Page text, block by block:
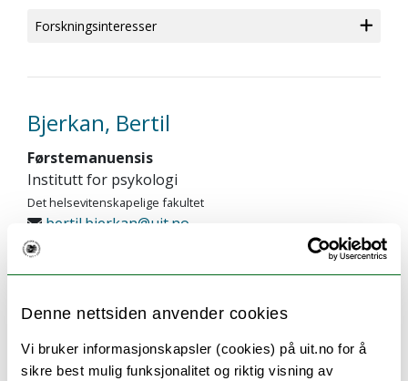
Denne nettsiden anvender cookies
Vi bruker informasjonskapsler (cookies) på uit.no for å
sikre best mulig funksjonalitet og riktig visning av
Forskningsinteresser
Bjerkan, Bertil
Førstemanuensis
Institutt for psykologi
Det helsevitenskapelige fakultet
bertil.bjerkan@uit.no